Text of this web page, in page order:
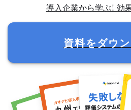
導入企業から学ぶ！ 効
資料をダウ